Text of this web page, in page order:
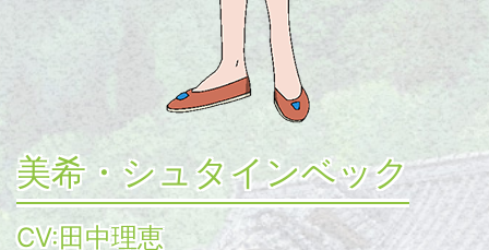
美希・シュタインベック
CV:田中理恵